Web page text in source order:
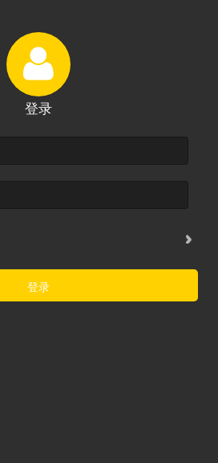
登录
登录